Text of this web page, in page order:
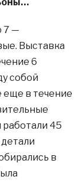
7 —
Выставка
6
собой
еще в течение
45
в